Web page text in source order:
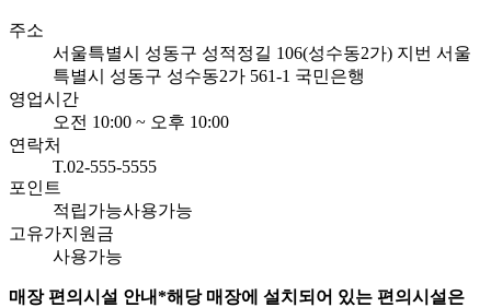
주소
서울특별시 성동구 성적정길 106(성수동2가) 지번 서울
특별시 성동구 성수동2가 561-1 국민은행
영업시간
오전 10:00 ~ 오후 10:00
연락처
T.02-555-5555
포인트
적립가능사용가능
고유가지원금
사용가능
매장 편의시설 안내*해당 매장에 설치되어 있는 편의시설은